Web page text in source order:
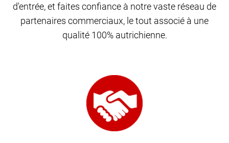
d'entrée, et faites confiance à notre vaste réseau de
partenaires commerciaux, le tout associé à une
qualité 100% autrichienne.